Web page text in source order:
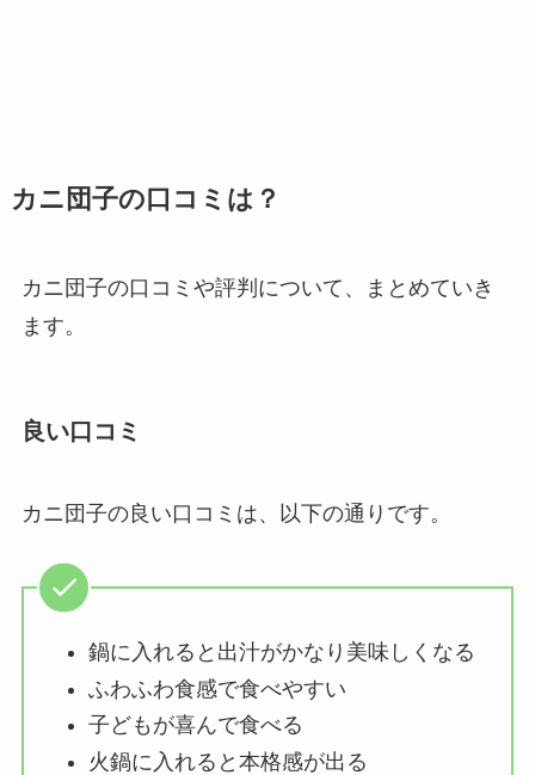
カニ団子の口コミは？
カニ団子の口コミや評判について、まとめていき
ます。
良い口コミ
カニ団子の良い口コミは、以下の通りです。
鍋に入れると出汁がかなり美味しくなる
ふわふわ食感で食べやすい
子どもが喜んで食べる
火鍋に入れると本格感が出る